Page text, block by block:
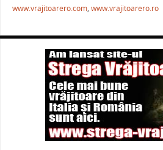
www.vrajitoarero.com, www.vrajitoarero.ro